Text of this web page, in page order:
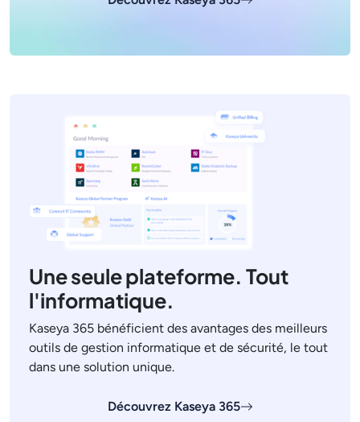
Une seule plateforme. Tout
l'informatique.
Kaseya 365 bénéficient des avantages des meilleurs
outils de gestion informatique et de sécurité, le tout
dans une solution unique.
Découvrez Kaseya 365